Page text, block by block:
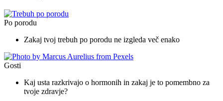
Po porodu
Zakaj tvoj trebuh po porodu ne izgleda več enako
Gosti
Kaj usta razkrivajo o hormonih in zakaj je to pomembno za
tvoje zdravje?